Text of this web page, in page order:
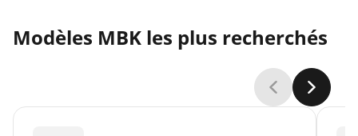
Modèles MBK les plus recherchés